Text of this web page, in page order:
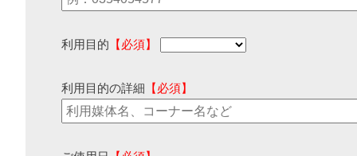
利用目的 【必須】
利用目的の詳細 【必須】